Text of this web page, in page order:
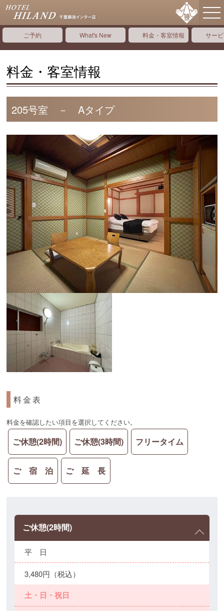
ご予約 What's New 料金・客室情報 サー
料金・客室情報
205号室 － Aタイプ
料金表
料金を確認したい項目を選択してください。
ご休憩(2時間) ご休憩(3時間) フリータイム
ご 宿 泊 ご 延 長
ご休憩(2時間)
平 日
3,480円（税込）
土・日・祝日